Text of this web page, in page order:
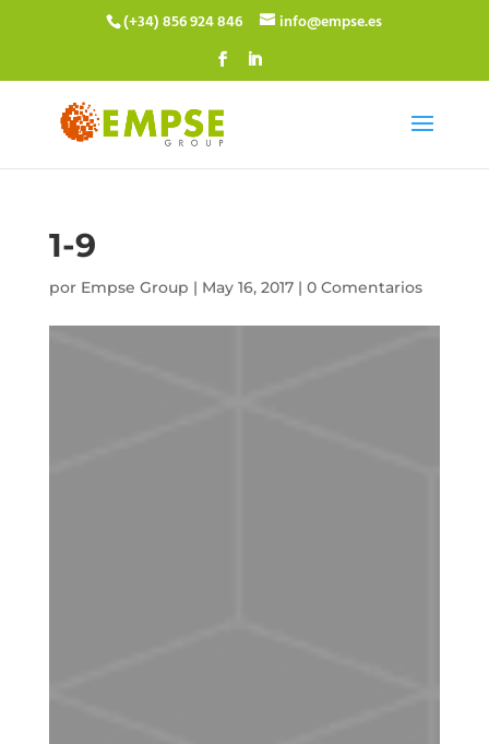
(+34) 856 924 846 info@empse.es
1-9
por Empse Group | May 16, 2017| 0 Comentarios